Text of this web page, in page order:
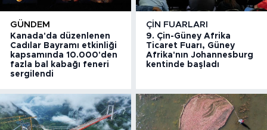
GÜNDEM
Kanada'da düzenlenen
Cadılar Bayramı etkinliği
kapsamında 10.000'den
fazla bal kabağı feneri
sergilendi
ÇIN FUARLARI
9. Çin-Güney Afrika
Ticaret Fuarı, Güney
Afrika'nın Johannesburg
kentinde başladı